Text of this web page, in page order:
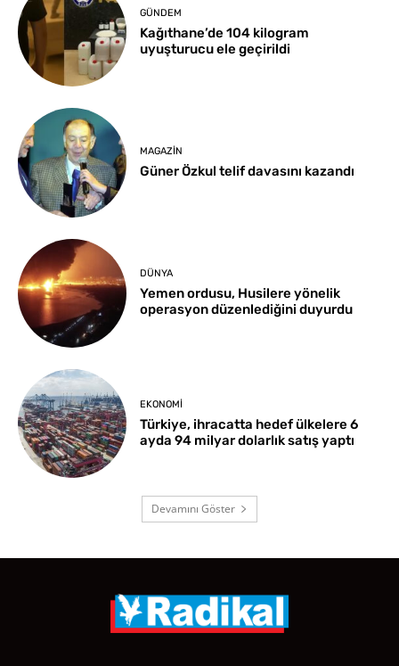
GÜNDEM
Kağıthane’de 104 kilogram
uyuşturucu ele geçirildi
MAGAZIN
Güner Özkul telif davasını kazandı
DÜNYA
Yemen ordusu, Husilere yönelik
operasyon düzenlediğini duyurdu
EKONOMI
Türkiye, ihracatta hedef ülkelere 6
ayda 94 milyar dolarlık satış yaptı
Devamını Göster